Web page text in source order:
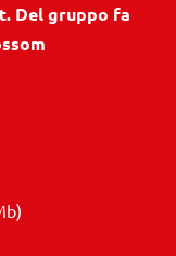
Del gruppo fa